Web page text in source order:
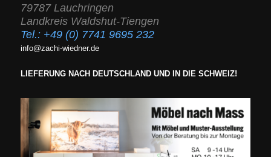
79787 Lauchringen
Landkreis Waldshut-Tiengen
Tel.: +49 (0) 7741 9695 232
info@zachi-wiedner.de
LIEFERUNG NACH DEUTSCHLAND UND IN DIE SCHWEIZ!